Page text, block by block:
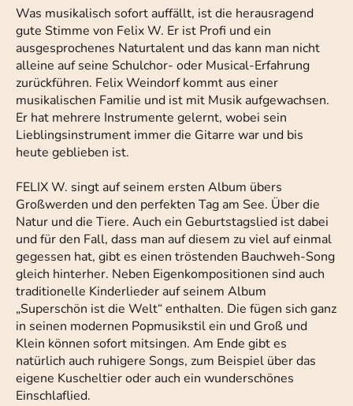
Was musikalisch sofort auffällt, ist die herausragend
gute Stimme von Felix W. Er ist Profi und ein
ausgesprochenes Naturtalent und das kann man nicht
alleine auf seine Schulchor- oder Musical-Erfahrung
zurückführen. Felix Weindorf kommt aus einer
musikalischen Familie und ist mit Musik aufgewachsen.
Er hat mehrere Instrumente gelernt, wobei sein
Lieblingsinstrument immer die Gitarre war und bis
heute geblieben ist.
FELIX W. singt auf seinem ersten Album übers
Großwerden und den perfekten Tag am See. Über die
Natur und die Tiere. Auch ein Geburtstagslied ist dabei
und für den Fall, dass man auf diesem zu viel auf einmal
gegessen hat, gibt es einen tröstenden Bauchweh-Song
gleich hinterher. Neben Eigenkompositionen sind auch
traditionelle Kinderlieder auf seinem Album
„Superschön ist die Welt“ enthalten. Die fügen sich ganz
in seinen modernen Popmusikstil ein und Groß und
Klein können sofort mitsingen. Am Ende gibt es
natürlich auch ruhigere Songs, zum Beispiel über das
eigene Kuscheltier oder auch ein wunderschönes
Einschlaflied.